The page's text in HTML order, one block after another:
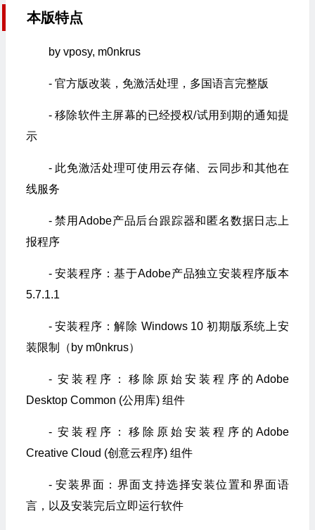
本版特点
by vposy, m0nkrus
- 官方版改装，免激活处理，多国语言完整版
- 移除软件主屏幕的已经授权/试用到期的通知提
示
- 此免激活处理可使用云存储、云同步和其他在
线服务
- 禁用Adobe产品后台跟踪器和匿名数据日志上
报程序
- 安装程序：基于Adob​​e产品独立安装程序版本
5.7.1.1
- 安装程序：解除 Windows 10 初期版系统上安
装限制（by m0nkrus）
- 安装程序：移除原始安装程序的Adobe
Desktop Common (公用库) 组件
- 安装程序：移除原始安装程序的Adobe
Creative Cloud (创意云程序) 组件
- 安装界面：界面支持选择安装位置和界面语
言，以及安装完后立即运行软件